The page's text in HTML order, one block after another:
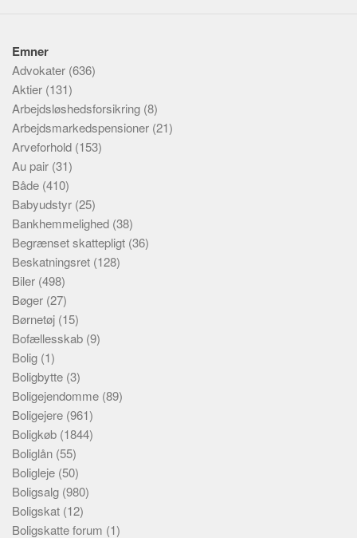
Emner
Advokater (636)
Aktier (131)
Arbejdsløshedsforsikring (8)
Arbejdsmarkedspensioner (21)
Arveforhold (153)
Au pair (31)
Både (410)
Babyudstyr (25)
Bankhemmelighed (38)
Begrænset skattepligt (36)
Beskatningsret (128)
Biler (498)
Bøger (27)
Børnetøj (15)
Bofællesskab (9)
Bolig (1)
Boligbytte (3)
Boligejendomme (89)
Boligejere (961)
Boligkøb (1844)
Boliglån (55)
Boligleje (50)
Boligsalg (980)
Boligskat (12)
Boligskatte forum (1)